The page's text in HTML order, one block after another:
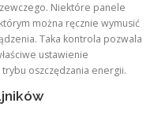
Niektóre panele
można ręcznie wymusić
Taka kontrola pozwala
ustawienie
oszczędzania energii.